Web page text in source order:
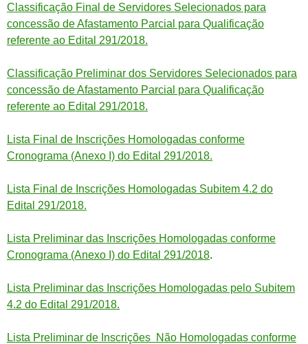
Classificação Final de Servidores Selecionados para
concessão de Afastamento Parcial para Qualificação
referente ao Edital 291/2018.
Classificação Preliminar dos Servidores Selecionados para
concessão de Afastamento Parcial para Qualificação
referente ao Edital 291/2018.
Lista Final de Inscrições Homologadas conforme
Cronograma (Anexo I) do Edital 291/2018.
Lista Final de Inscrições Homologadas Subitem 4.2 do
Edital 291/2018.
Lista Preliminar das Inscrições Homologadas conforme
Cronograma (Anexo I) do Edital 291/2018.
Lista Preliminar das Inscrições Homologadas pelo Subitem
4.2 do Edital 291/2018.
Lista Preliminar de Inscrições Não Homologadas conforme